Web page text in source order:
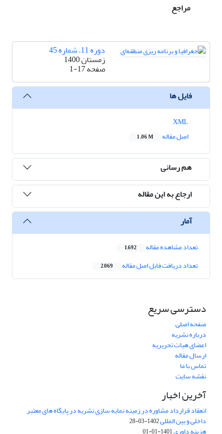
مراجع
دوره 11، شماره 45
زمستان 1400
صفحه1-17
فایل ها
اصل مقاله
1.06 M
هم رسانی
ارجاع به این مقاله
آمار
تعداد مشاهده مقاله 1,692
تعداد دریافت فایل اصل مقاله 2,069
دسترسی سریع
صفحه اصلی
درباره نشریه
اعضای هیات تحریریه
ارسال مقاله
تماس با ما
نقشه سایت
آخرین اخبار
انعقاد قرارداد مشاوره در زمینه نمایه سازی نشریه در پایگاه های معتبر
داخلی و بین المللی1402-03-28